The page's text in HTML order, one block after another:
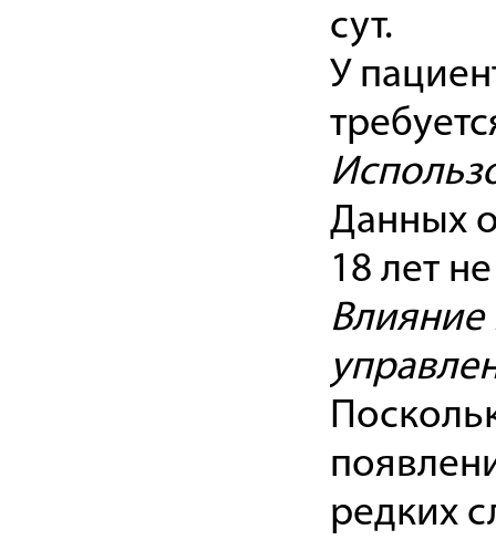
сут.
У
Данных
18 лет
Влияние
редких